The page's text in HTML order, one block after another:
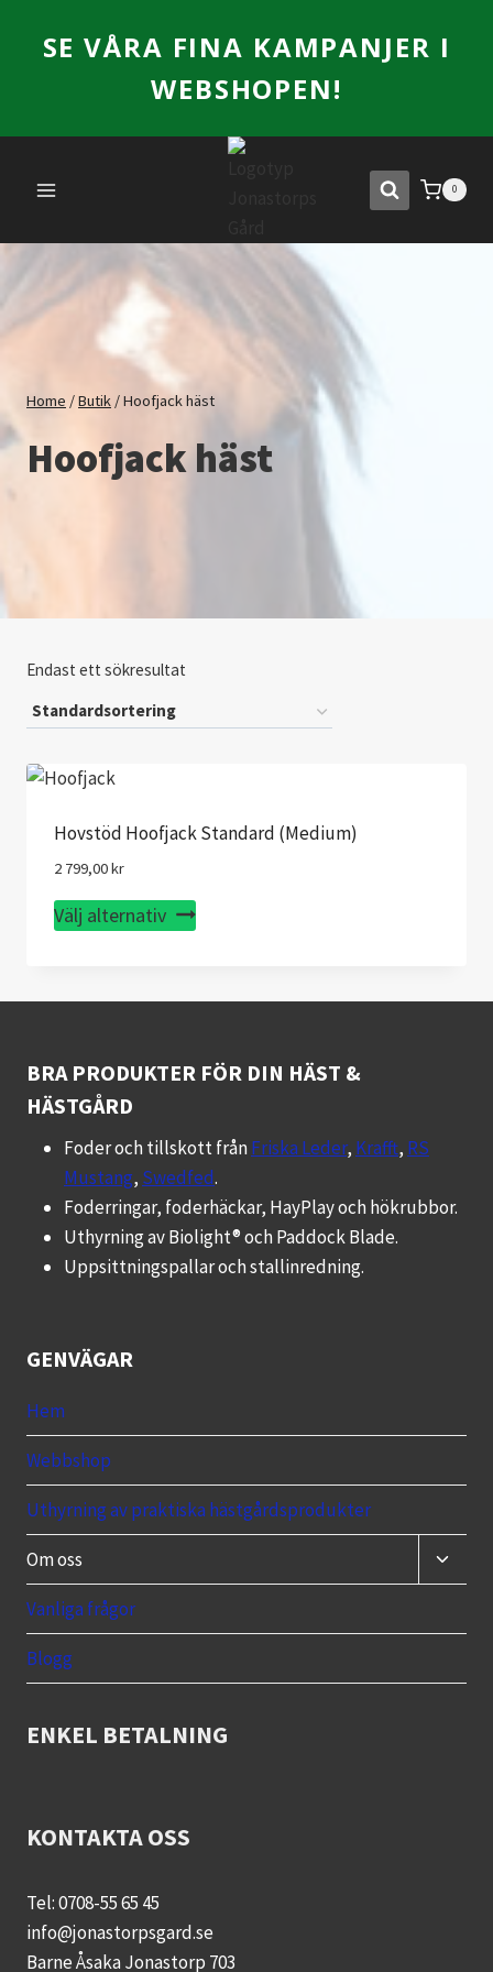
SE VÅRA FINA KAMPANJER I
WEBSHOPEN!
0
Home /Butik /Hoofjack häst
Hoofjack häst
Endast ett sökresultat
Hovstöd Hoofjack Standard (Medium)
2 799,00kr
Välj alternativ
Den
har
varianter.
alternativen
kan
väljas
på
produktsidan
BRA PRODUKTER FÖR DIN HÄST &
HÄSTGÅRD
Foder och tillskott frånFriska Leder, Krafft, RS
Mustang, Swedfed.
Foderringar, foderhäckar, HayPlay och hökrubbor.
Uthyrning av Biolight® och Paddock Blade.
Uppsittningspallar och stallinredning.
GENVÄGAR
Hem
Webbshop
Uthyrning av praktiska hästgårdsprodukter
Om oss
Toggle
child
Vanliga frågor
Blogg
ENKEL BETALNING
KONTAKTA OSS
Tel: 0708-55 65 45
info@jonastorpsgard.se
Barne Åsaka Jonastorp 703